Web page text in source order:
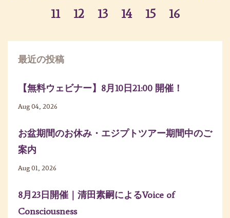
11
12 13 14 15 16
最近の投稿
【無料ウェビナー】8月10日21:00 開催！
Aug 04, 2026
お盆期間のお休み・エジプトツアー期間中のご
案内
Aug 01, 2026
8月23日開催｜清田素嗣によるVoice of
Consciousness